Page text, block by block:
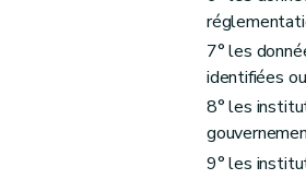
Art. 43
Section 2
Art. 44
Art. 45
Art. 46
Art. 47
7° les
identifiées
8° les
9° les